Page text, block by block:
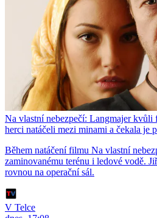
Na vlastní nebezpečí: Langmajer kvůli
herci natáčeli mezi minami a čekala je
Během natáčení filmu Na vlastní
zaminovanému terénu i ledové vodě.
rovnou na operační sál.
V Telce